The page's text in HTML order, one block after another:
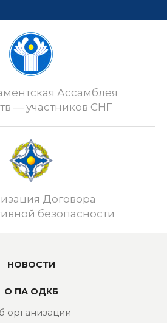
Ассамблея
— участников СНГ
Договора
безопасности
НОВОСТИ
О ПА ОДКБ
организации